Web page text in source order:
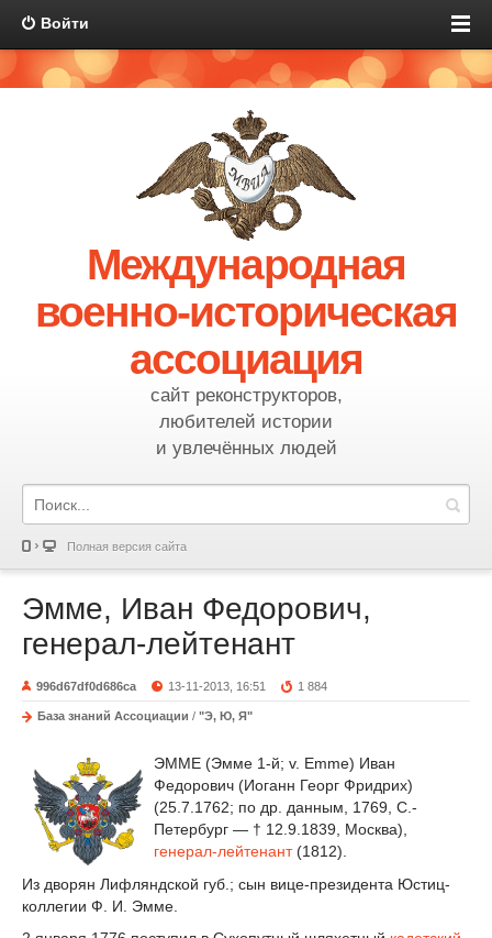
Войти
Международная
военно-историческая
ассоциация
сайт реконструкторов,
любителей истории
и увлечённых людей
Полная версия сайта
Эмме, Иван Федорович,
генерал-лейтенант
996d67df0d686ca 13-11-2013, 16:51 1 884
База знаний Ассоциации / "Э, Ю, Я"
ЭММЕ (Эмме 1-й; v. Emme) Иван
Федорович (Иоганн Георг Фридрих)
(25.7.1762; по др. данным, 1769, С.-
Петербург — † 12.9.1839, Москва),
генерал-лейтенант(1812).
Из дворян Лифляндской губ.; сын вице-президента Юстиц-
коллегии Ф. И. Эмме.